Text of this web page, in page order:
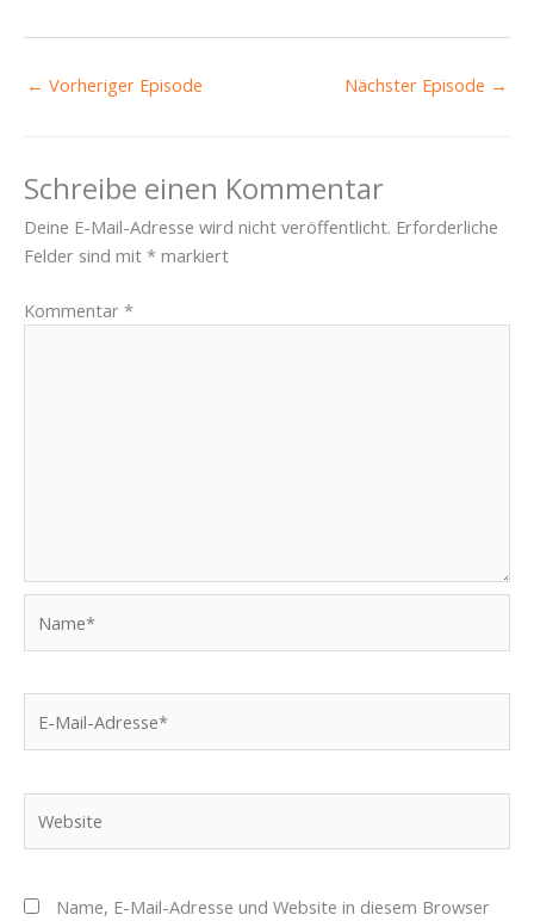
← Vorheriger Episode Nächster Episode →
Schreibe einen Kommentar
Deine E-Mail-Adresse wird nicht veröffentlicht. Erforderliche
Felder sind mit * markiert
Kommentar *
Mail-
Name, E-Mail-Adresse und Website in diesem Browser